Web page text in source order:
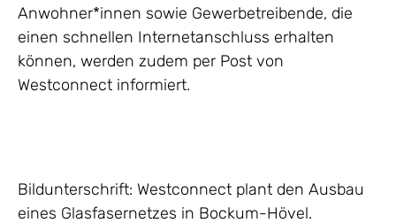
Anwohner*innen sowie Gewerbetreibende, die
einen schnellen Internetanschluss erhalten
können, werden zudem per Post von
Westconnect informiert.
Bildunterschrift: Westconnect plant den Ausbau
eines Glasfasernetzes in Bockum-Hövel.